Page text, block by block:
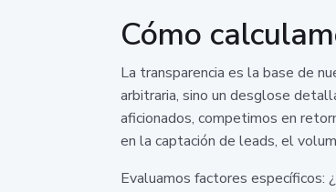
Cómo
La transparencia es la base de
arbitraria, sino un desglose
aficionados, competimos en
en la captación de leads, el
Evaluamos factores específicos: